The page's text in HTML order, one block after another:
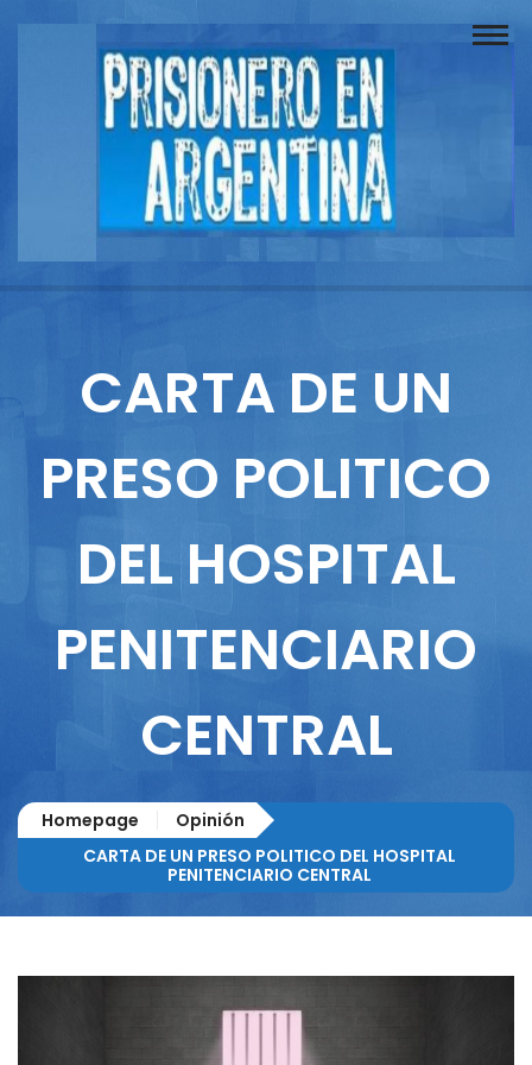
Buscador
Documentos
Reportajes
Columnistas
CARTA DE UN
PRESO POLITICO
DEL HOSPITAL
PENITENCIARIO
CENTRAL
Homepage
Opinión
CARTA DE UN PRESO POLITICO DEL HOSPITAL
PENITENCIARIO CENTRAL